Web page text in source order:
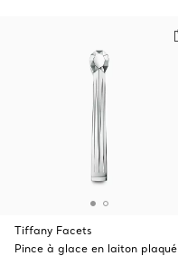
Tiffany Facets
Pince à glace en laiton plaqué